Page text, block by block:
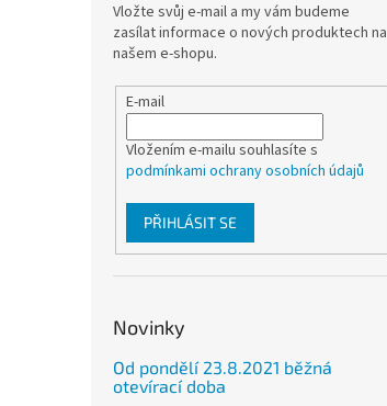
Vložte svůj e-mail a my vám budeme
zasílat informace o nových produktech na
našem e-shopu.
E-mail
Vložením e-mailu souhlasíte s
podmínkami ochrany osobních údajů
PŘIHLÁSIT SE
Novinky
Od pondělí 23.8.2021 běžná
otevírací doba